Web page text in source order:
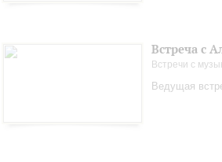
Встреча с
Встречи с
Ведущая